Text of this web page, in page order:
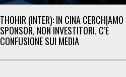
THOHIR (INTER): IN CINA CERCHIAMO
SPONSOR, NON INVESTITORI. C’È
CONFUSIONE SUI MEDIA